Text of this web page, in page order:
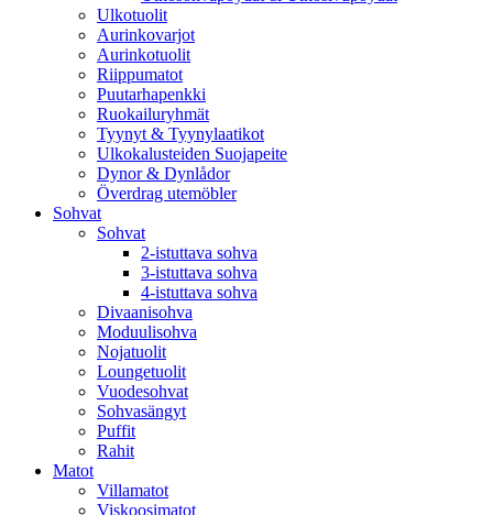
Ulkotuolit
Aurinkovarjot
Aurinkotuolit
Riippumatot
Puutarhapenkki
Ruokailuryhmät
Tyynyt & Tyynylaatikot
Ulkokalusteiden Suojapeite
Dynor & Dynlådor
Överdrag utemöbler
Sohvat
Sohvat
2-istuttava sohva
3-istuttava sohva
4-istuttava sohva
Divaanisohva
Moduulisohva
Nojatuolit
Loungetuolit
Vuodesohvat
Sohvasängyt
Puffit
Rahit
Matot
Villamatot
Viskoosimatot